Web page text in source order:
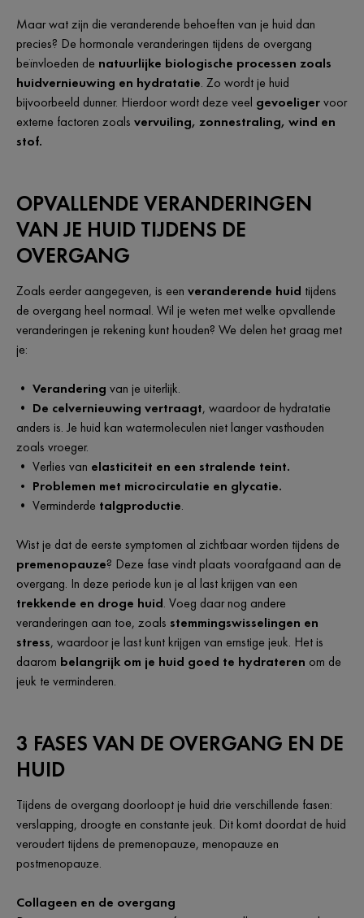
Maar wat zijn die veranderende behoeften van je huid dan
precies? De hormonale veranderingen tijdens de overgang
beïnvloeden de natuurlijke biologische processen zoals
huidvernieuwing en hydratatie. Zo wordt je huid
bijvoorbeeld dunner. Hierdoor wordt deze veel gevoeligervoor
externe factoren zoals vervuiling, zonnestraling, wind en
stof.
OPVALLENDE VERANDERINGEN
VAN JE HUID TIJDENS DE
OVERGANG
Zoals eerder aangegeven, is een veranderende huid tijdens
de overgang heel normaal. Wil je weten met welke opvallende
veranderingen je rekening kunt houden? We delen het graag met
je:
• Verandering van je uiterlijk.
• De celvernieuwing vertraagt, waardoor de hydratatie
anders is. Je huid kan watermoleculen niet langer vasthouden
zoals vroeger.
• Verlies van elasticiteit en een stralende teint.
• Problemen met microcirculatie en glycatie.
• Verminderde talgproductie.
Wist je dat de eerste symptomen al zichtbaar worden tijdens de
premenopauze? Deze fase vindt plaats voorafgaand aan de
overgang. In deze periode kun je al last krijgen van een
trekkende en droge huid. Voeg daar nog andere
veranderingen aan toe, zoals stemmingswisselingen en
stress, waardoor je last kunt krijgen van ernstige jeuk. Het is
daarom belangrijk om je huid goed te hydrateren om de
jeuk te verminderen.
3 FASES VAN DE OVERGANG EN DE
HUID
Tijdens de overgang doorloopt je huid drie verschillende fasen:
verslapping, droogte en constante jeuk. Dit komt doordat de huid
veroudert tijdens de premenopauze, menopauze en
postmenopauze.
Collageen en de overgang